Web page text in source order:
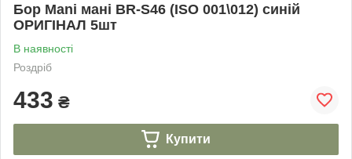
Бор Mani мані BR-S46 (ISO 001\012) синій
ОРИГІНАЛ 5шт
В наявності
Роздріб
433 ₴
Купити